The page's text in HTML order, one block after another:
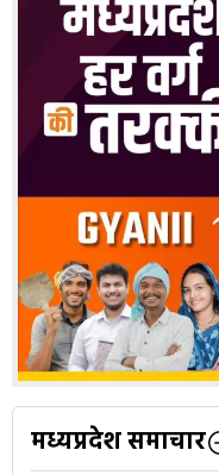
मध्यप्रदेश समाचार